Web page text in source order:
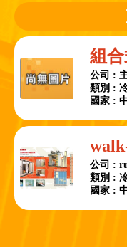
組
公司 :
類別 :
國家 :
公司 :
類別 :
國家 :